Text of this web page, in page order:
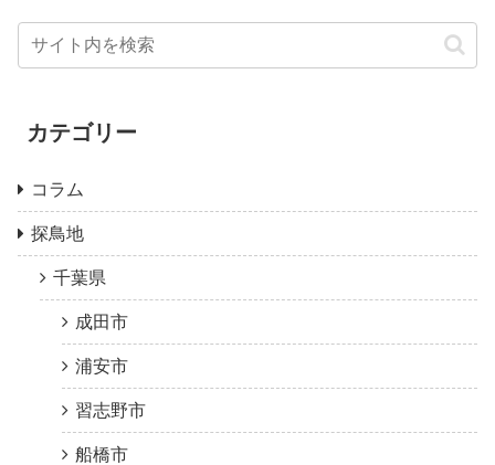
カテゴリー
コラム
探鳥地
千葉県
成田市
浦安市
習志野市
船橋市